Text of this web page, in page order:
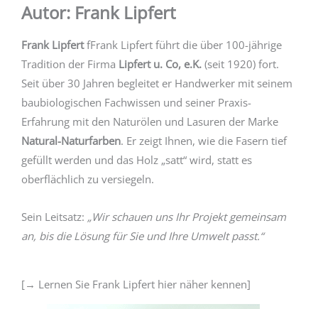
Autor: Frank Lipfert
Frank LipfertfFrank Lipfert führt die über 100-jährige
Tradition der Firma Lipfert u. Co, e.K. (seit 1920) fort.
Seit über 30 Jahren begleitet er Handwerker mit seinem
baubiologischen Fachwissen und seiner Praxis-
Erfahrung mit den Naturölen und Lasuren der Marke
Natural-Naturfarben. Er zeigt Ihnen, wie die Fasern tief
gefüllt werden und das Holz „satt“ wird, statt es
oberflächlich zu versiegeln.
Sein Leitsatz: „Wir schauen uns Ihr Projekt gemeinsam
an, bis die Lösung für Sie und Ihre Umwelt passt.“
[→ Lernen Sie Frank Lipfert hier näher kennen]